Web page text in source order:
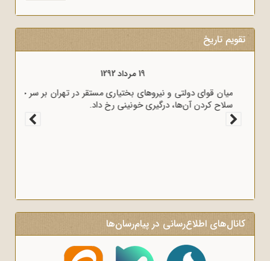
تقویم تاریخ
قوای انگلیس بوشهر را به اشغال خود درآوردند.
کانال‌های اطلاع‌رسانی در پیام‌رسان‌ها